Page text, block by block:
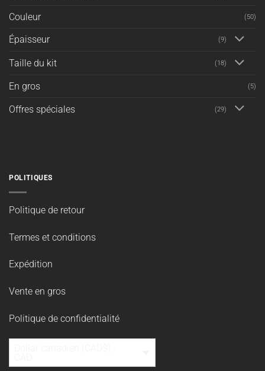
Couleur (50)
Épaisseur (9)
Taille du kit (18)
En gros (5)
Offres spéciales (29)
POLITIQUES
Politique de retour
Termes et conditions
Expédition
Vente en gros
Politique de confidentialité